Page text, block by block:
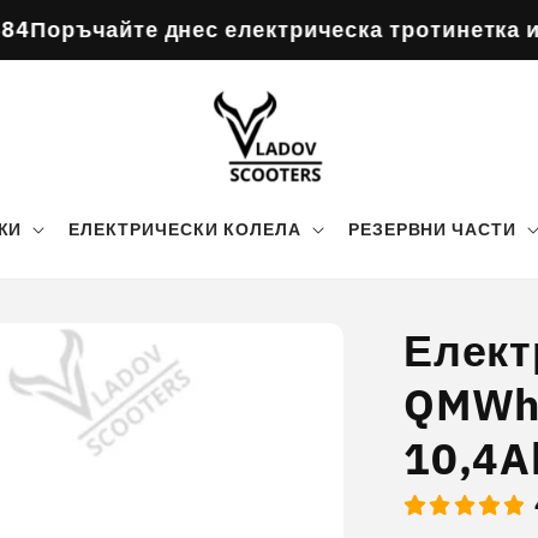
електрическа тротинетка и
ЕЛЕКТРИЧЕСКИ КОЛЕЛА РЕЗЕРВНИ ЧАСТИ